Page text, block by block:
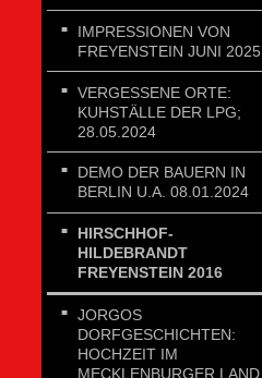
IMPRESSIONEN VON
FREYENSTEIN JUNI 2025
VERGESSENE ORTE:
KUHSTÄLLE DER LPG;
28.05.2024
DEMO DER BAUERN IN
BERLIN U.A. 08.01.2024
HIRSCHHOF-
HILDEBRANDT
FREYENSTEIN 2016
JORGOS
DORFGESCHICHTEN:
HOCHZEIT IM
MECKLENBURGER LAND